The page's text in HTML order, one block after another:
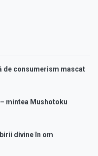
de consumerism mascat
mintea Mushotoku
divine în om